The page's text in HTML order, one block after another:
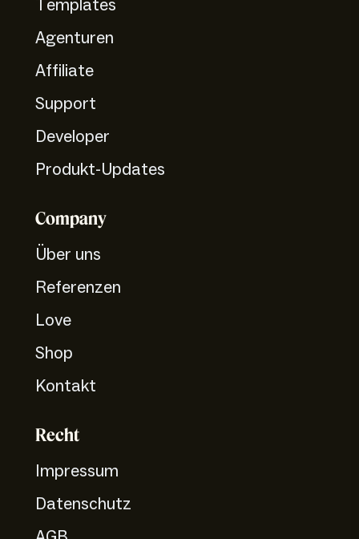
Templates
Agenturen
Affiliate
Support
Developer
Produkt-Updates
Company
Über uns
Referenzen
Love
Shop
Kontakt
Recht
Impressum
Datenschutz